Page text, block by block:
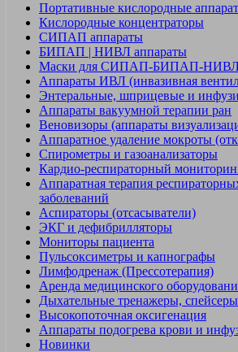
Портативные кислородные
Кислородные концентраторы
СИПАП аппараты
БИПАП | НИВЛ аппараты
Маски для СИПАП-БИПАП-
Аппараты ИВЛ (инвазивная
Энтеральные, шприцевые и
Аппараты вакуумной терапии ран
Веновизоры (аппараты
Аппаратное удаление мокроты
Спирометры и газоанализаторы
Кардио-респираторный
Аппаратная терапия
заболеваний
Аспираторы (отсасыватели)
ЭКГ и дефибрилляторы
Мониторы пациента
Пульсоксиметры и капнографы
Лимфодренаж (Прессотерапия)
Аренда медицинского
Дыхательные тренажеры,
Высокопоточная оксигенация
Аппараты подогрева крови и
Новинки